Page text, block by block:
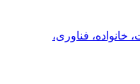
فناوری،